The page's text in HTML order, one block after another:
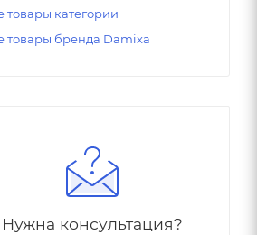
товары категории
товары бренда Damixa
Нужна консультация?